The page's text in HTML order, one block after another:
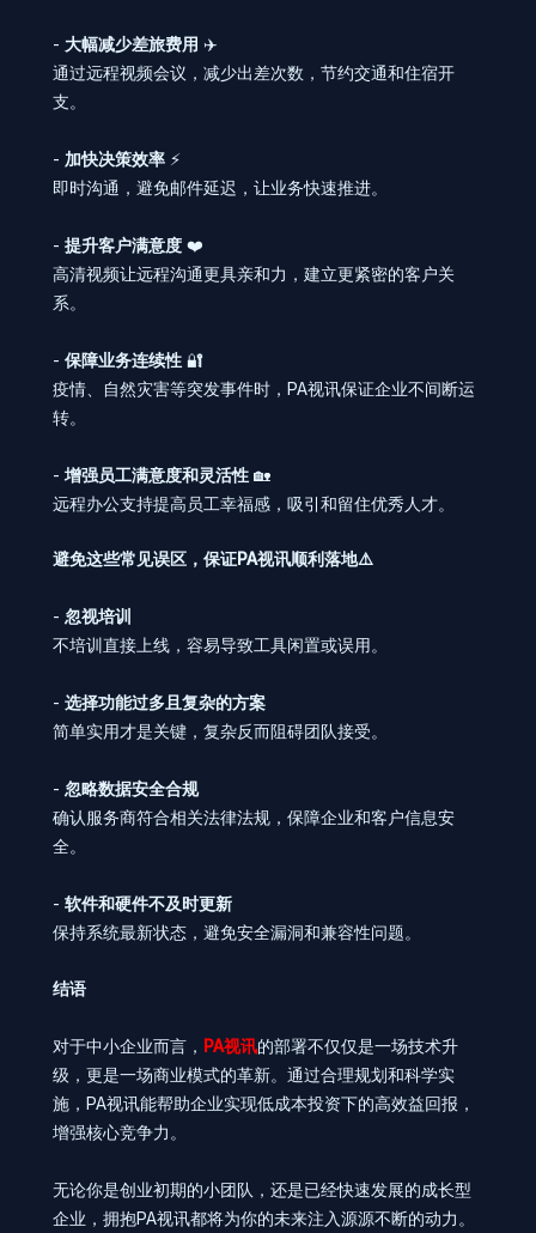
- 大幅减少差旅费用 ✈️
通过远程视频会议，减少出差次数，节约交通和住宿开
支。
- 加快决策效率 ⚡
即时沟通，避免邮件延迟，让业务快速推进。
- 提升客户满意度 ❤️
高清视频让远程沟通更具亲和力，建立更紧密的客户关
系。
- 保障业务连续性 🔐
疫情、自然灾害等突发事件时，PA视讯保证企业不间断运
转。
- 增强员工满意度和灵活性 🏡
远程办公支持提高员工幸福感，吸引和留住优秀人才。
避免这些常见误区，保证PA视讯顺利落地⚠️
- 忽视培训
不培训直接上线，容易导致工具闲置或误用。
- 选择功能过多且复杂的方案
简单实用才是关键，复杂反而阻碍团队接受。
- 忽略数据安全合规
确认服务商符合相关法律法规，保障企业和客户信息安
全。
- 软件和硬件不及时更新
保持系统最新状态，避免安全漏洞和兼容性问题。
结语
对于中小企业而言， PA视讯的部署不仅仅是一场技术升
级，更是一场商业模式的革新。通过合理规划和科学实
施，PA视讯能帮助企业实现低成本投资下的高效益回报，
增强核心竞争力。
无论你是创业初期的小团队，还是已经快速发展的成长型
企业，拥抱PA视讯都将为你的未来注入源源不断的动力。